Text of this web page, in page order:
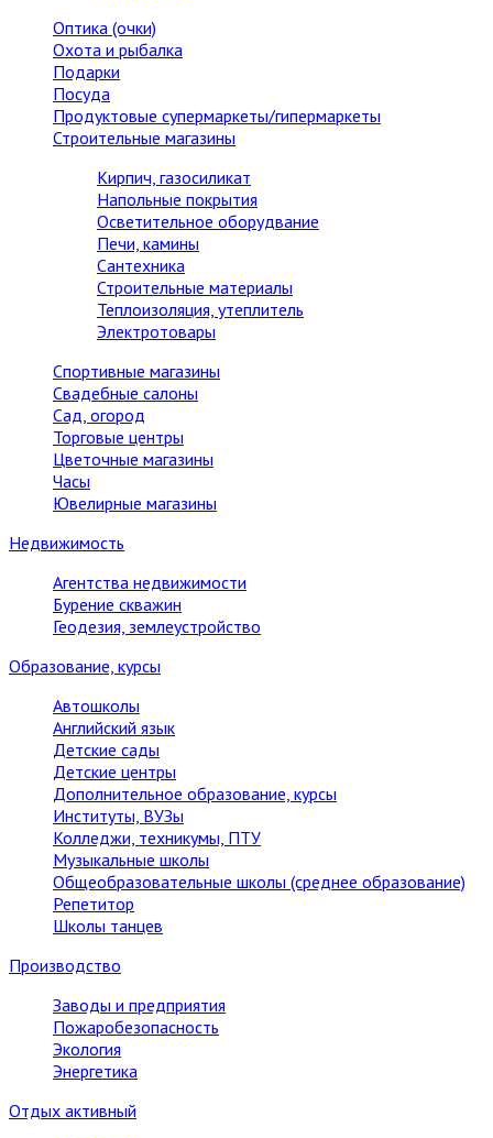
Оптика (очки)
Охота и рыбалка
Подарки
Посуда
Продуктовые супермаркеты/гипермаркеты
Строительные магазины
Кирпич, газосиликат
Напольные покрытия
Осветительное оборудвание
Печи, камины
Сантехника
Строительные материалы
Теплоизоляция, утеплитель
Электротовары
Спортивные магазины
Свадебные салоны
Сад, огород
Торговые центры
Цветочные магазины
Часы
Ювелирные магазины
Недвижимость
Агентства недвижимости
Бурение скважин
Геодезия, землеустройство
Образование, курсы
Автошколы
Английский язык
Детские сады
Детские центры
Дополнительное образование, курсы
Институты, ВУЗы
Колледжи, техникумы, ПТУ
Музыкальные школы
Общеобразовательные школы (среднее образование)
Репетитор
Школы танцев
Производство
Заводы и предприятия
Пожаробезопасность
Экология
Энергетика
Отдых активный